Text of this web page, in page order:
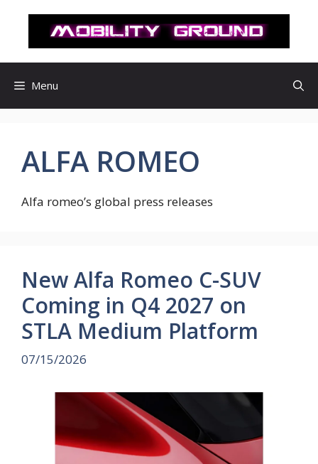
로
Menu
ALFA ROMEO
Alfa romeo’s global press releases
New Alfa Romeo C-SUV
Coming in Q4 2027 on
STLA Medium Platform
07/15/2026